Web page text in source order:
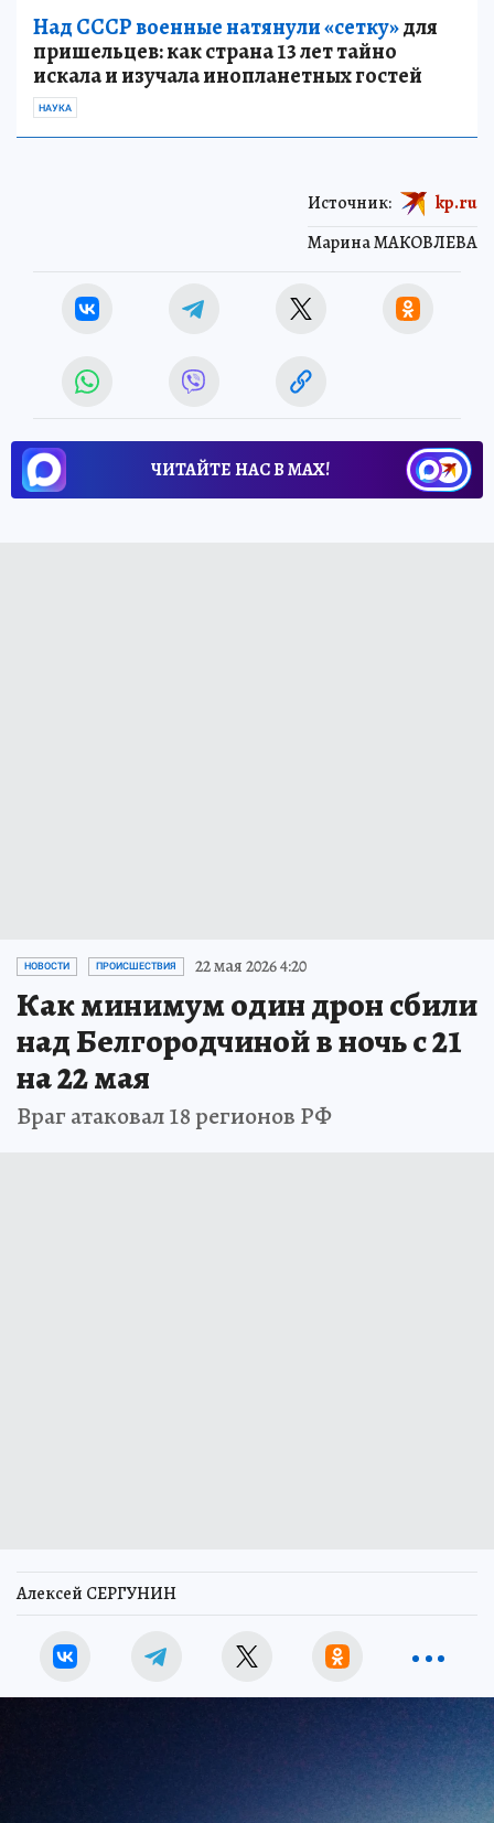
Над СССР военные натянули «сетку»для
пришельцев: как страна 13 лет тайно
искала и изучала инопланетных гостей
НАУКА
Марина МАКОВЛЕВА
Источник: kp.ru
ЧИТАЙТЕ НАС В МАХ!
НОВОСТИ ПРОИСШЕСТВИЯ 22 мая 2026 4:20
Как минимум один дрон сбили
над Белгородчиной в ночь с 21
на 22 мая
Враг атаковал 18 регионов РФ
Алексей СЕРГУНИН